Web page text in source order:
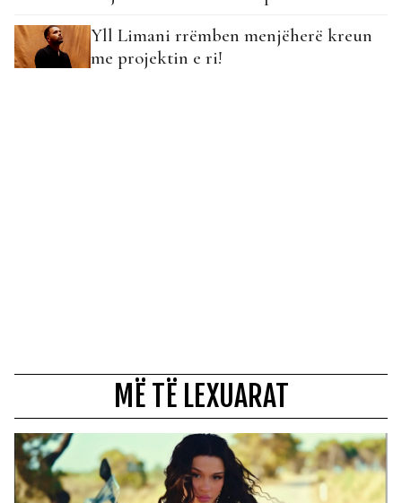
Yll Limani rrëmben menjëherë kreun
me projektin e ri!
MË TË LEXUARAT